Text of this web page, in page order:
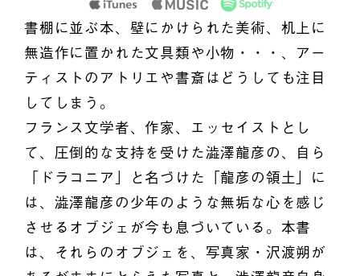
書棚に並ぶ本、壁にかけられた美術、机上に
無造作に置かれた文具類や小物・・・、アー
ティストのアトリエや書斎はどうしても注目
してしまう。
フランス文学者、作家、エッセイストとし
て、圧倒的な支持を受けた澁澤龍彦の、自ら
「ドラコニア」と名づけた「龍彦の領土」に
は、澁澤龍彦の少年のような無垢な心を感じ
させるオブジェが今も息づいている。本書
は、それらのオブジェを、写真家・沢渡朔が